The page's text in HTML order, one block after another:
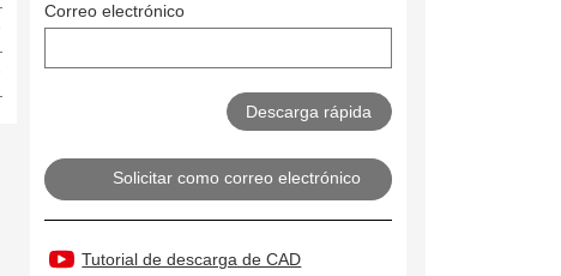
Correo electrónico
Solicitar como correo electrónico
Tutorial de descarga de CAD